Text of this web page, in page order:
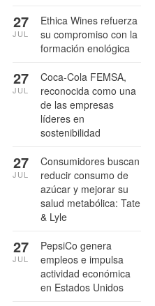
Ethica Wines refuerza
su compromiso con la
formación enológica
27
JUL
Coca-Cola FEMSA,
reconocida como una
de las empresas
líderes en
sostenibilidad
27
JUL
Consumidores buscan
reducir consumo de
azúcar y mejorar su
salud metabólica: Tate
& Lyle
27
JUL
PepsiCo genera
empleos e impulsa
actividad económica
en Estados Unidos
27
JUL